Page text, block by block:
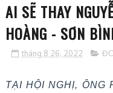
AI SẼ THAY
HOÀNG - SƠN
tháng 8 26, 2022
TẠI HỘI NGHỊ, ÔNG